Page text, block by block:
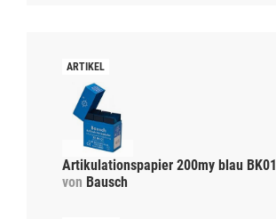
Artikulationspapier 200my blau BK01
von Bausch